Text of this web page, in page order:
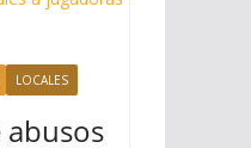
LOCALES
abusos